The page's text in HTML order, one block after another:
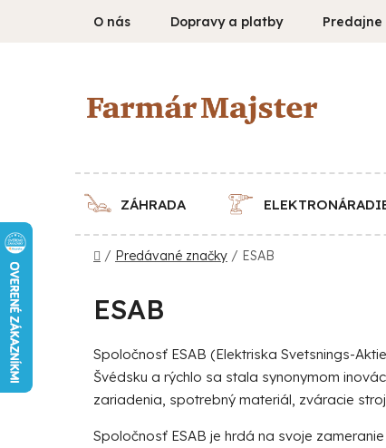
O nás Dopravy a platby Predajne
ZÁHRADA
Domov
/ Predávané značky / ESAB
ESAB
Spoločnosť ESAB (Elektriska Svetsnings-
Švédsku a rýchlo sa stala synonymom
zariadenia, spotrebný materiál, zváracie
Spoločnosť ESAB je hrdá na svoje